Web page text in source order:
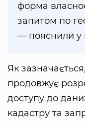
форма
запитом по
— пояснили у
Як
продовжує
доступу до
кадастру та